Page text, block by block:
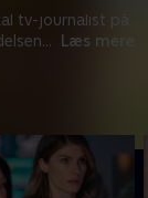
tv-journalist på
... Læs mere